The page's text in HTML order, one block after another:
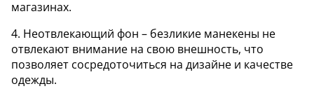
магазинах.
4. Неотвлекающий фон – безликие манекены не
отвлекают внимание на свою внешность, что
позволяет сосредоточиться на дизайне и качестве
одежды.